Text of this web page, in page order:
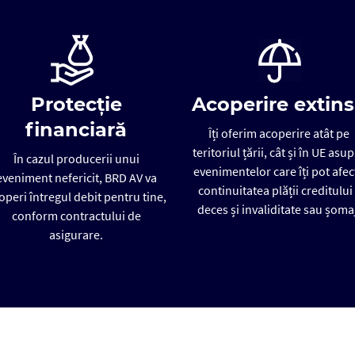
Protecție
financiară
În cazul producerii unui
nefericit, BRD AV va
întregul debit pentru tine,
conform contractului de
asigurare.
Acoperire
Îți oferim acoperire atât pe
teritoriul țării, cât și în UE
evenimentelor care îți pot
continuitatea plății creditului
deces și invaliditate sau